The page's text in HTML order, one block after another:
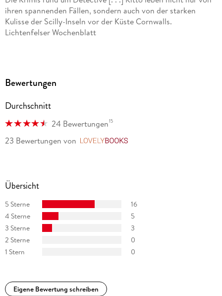
ihren spannenden Fällen, sondern auch von der starken
Kulisse der Scilly-Inseln vor der Küste Cornwalls.
Lichtenfelser Wochenblatt
Westfälische Nachrichten
Bewertungen
Durchschnitt
24 Bewertungen15
23 Bewertungen von
Übersicht
5 Sterne
16
4 Sterne
5
3 Sterne
3
2 Sterne
0
1 Stern
0
Eigene Bewertung schreiben